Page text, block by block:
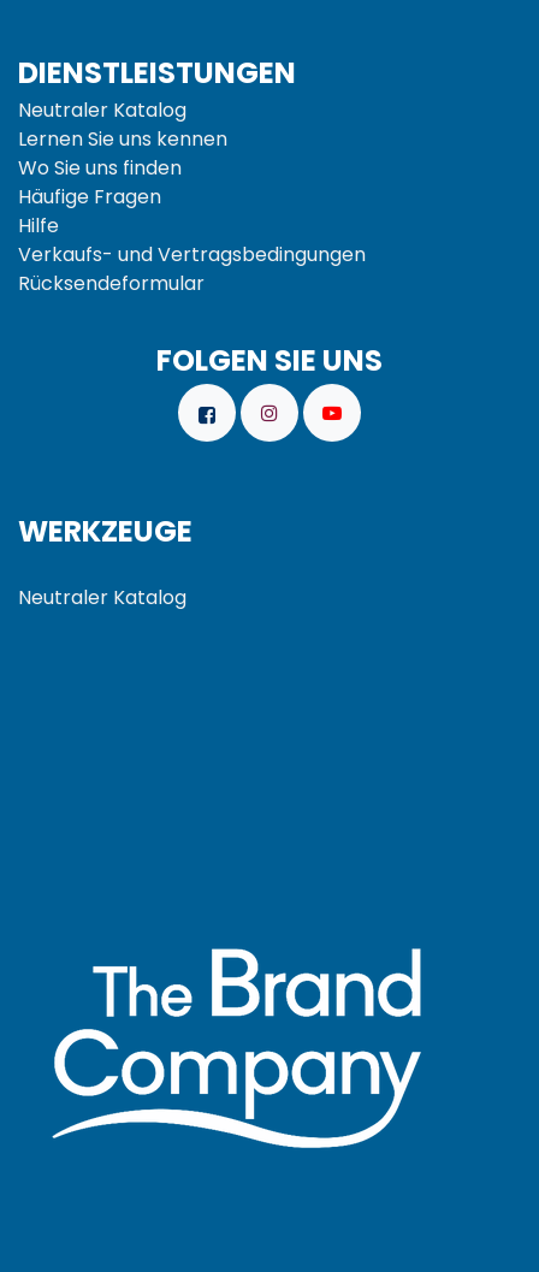
DIENSTLEISTUNGEN
Neutraler Katalog
Lernen Sie uns kennen
Wo Sie uns finden
Häufige Fragen
Hilfe
Verkaufs- undVertragsbedingungen
Rücksendeformular
FOLGEN SIE UNS
WERKZEUGE
Neutraler Katalog